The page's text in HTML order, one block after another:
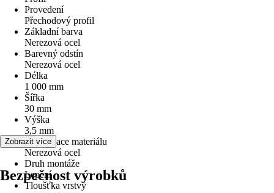
Provedení
Přechodový profil
Základní barva
Nerezová ocel
Barevný odstín
Nerezová ocel
Délka
1 000 mm
Šířka
30 mm
Výška
3,5 mm
Specifikace materiálu
Nerezová ocel
Druh montáže
Lepení
Tloušťka vrstvy
Zobrazit více
Bezpečnost výrobků